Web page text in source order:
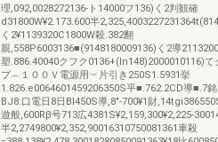
理,092,0028272136-ト14000フ136)く2判観確
d31800W¥2.173.600半
く2¥1139320C1800W殺.382翻
親,558P6003136■(9148180009136)く2導
塑.886.40040クフク0136+(ln148)2000010116)て
プ︵１００Ｖ電源用︶片引き250S1.5931挙
1.826.e0064601459206350S平■.762.2CD導■.7
BJ8:口電日8日BI450S導,8″‐700¥1財
遊般,600Rβ号713広
半2,2749800¥2,352,90016310750081361車殺